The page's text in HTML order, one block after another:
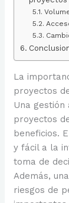
La
proyectos
Una gestión
proyectos
beneficios.
y fácil a la
toma de
Además,
riesgos de